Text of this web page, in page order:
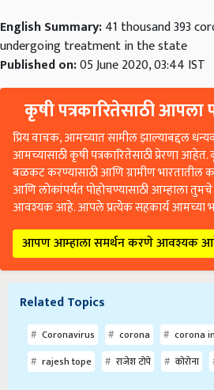
English Summary:41 thousand 393
undergoing treatment in the state
Published on:05 June 2020, 03:44 IST
कृषी पत्रकारितेसाठी आपला
प्रिय वाचक, आमच्यात सामील झाल्याबद्दल
आमच्यासाठी कृषी पत्रकारितेसाठी प्रेरणा
बळकट करण्यासाठी आणि ग्रामीण
आणि लोकांपर्यंत पोहोचण्यासाठी आम्हाला
आवश्यक आहे. आपले प्रत्येक सहकार्य आमच्या
आपण आम्हाला समर्थन करणे आवश्यक
Related Topics
Coronavirus corona
corona
rajesh tope
राजेश टोपे कोरोना